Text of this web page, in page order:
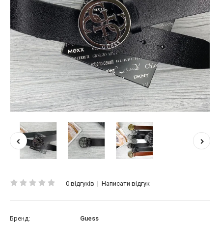
0 відгуків | Написати відгук
Бренд:
Guess